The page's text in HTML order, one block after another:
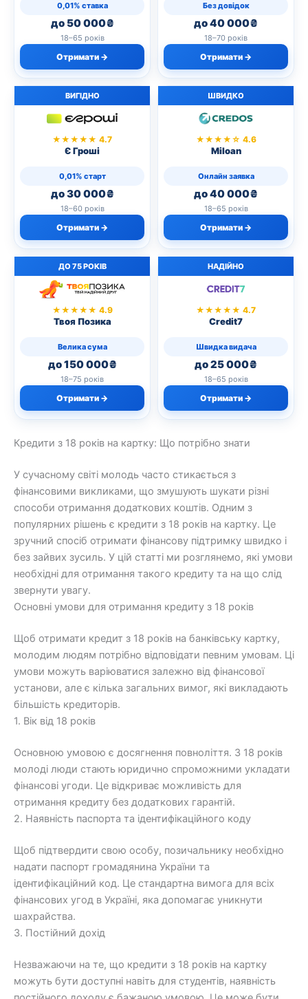
0,01% ставка
до 50 000₴
18–65 років
Отримати →
Без довідок
до 40 000₴
18–70 років
Отримати →
ВИГІДНО
★★★★★ 4.7
Є Гроші
0,01% старт
до 30 000₴
18–60 років
Отримати →
ШВИДКО
★★★★☆ 4.6
Miloan
Онлайн заявка
до 40 000₴
18–65 років
Отримати →
ДО 75 РОКІВ
★★★★★ 4.9
Твоя Позика
Велика сума
до 150 000₴
18–75 років
Отримати →
НАДІЙНО
★★★★★ 4.7
Credit7
Швидка видача
до 25 000₴
18–65 років
Отримати →
Кредити з 18 років на картку: Що потрібно знати
У сучасному світі молодь часто стикається з
фінансовими викликами, що змушують шукати різні
способи отримання додаткових коштів. Одним з
популярних рішень є кредити з 18 років на картку. Це
зручний спосіб отримати фінансову підтримку швидко і
без зайвих зусиль. У цій статті ми розглянемо, які умови
необхідні для отримання такого кредиту та на що слід
звернути увагу.
Основні умови для отримання кредиту з 18 років
Щоб отримати кредит з 18 років на банківську картку,
молодим людям потрібно відповідати певним умовам. Ці
умови можуть варіюватися залежно від фінансової
установи, але є кілька загальних вимог, які викладають
більшість кредиторів.
1. Вік від 18 років
Основною умовою є досягнення повноліття. З 18 років
молоді люди стають юридично спроможними укладати
фінансові угоди. Це відкриває можливість для
отримання кредиту без додаткових гарантій.
2. Наявність паспорта та ідентифікаційного коду
Щоб підтвердити свою особу, позичальнику необхідно
надати паспорт громадянина України та
ідентифікаційний код. Це стандартна вимога для всіх
фінансових угод в Україні, яка допомагає уникнути
шахрайства.
3. Постійний дохід
Незважаючи на те, що кредити з 18 років на картку
можуть бути доступні навіть для студентів, наявність